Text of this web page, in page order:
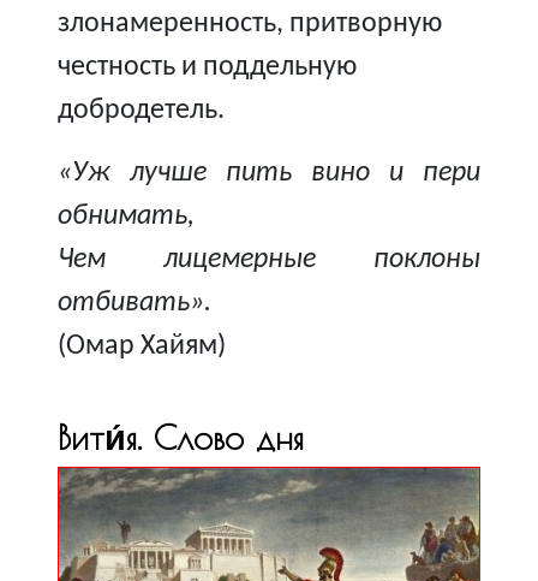
злонамеренность, притворную
честность и поддельную
добродетель.
«Уж лучше пить вино и пери
обнимать,
Чем лицемерные поклоны
отбивать».
(Омар Хайям)
Вити́я. Слово дня